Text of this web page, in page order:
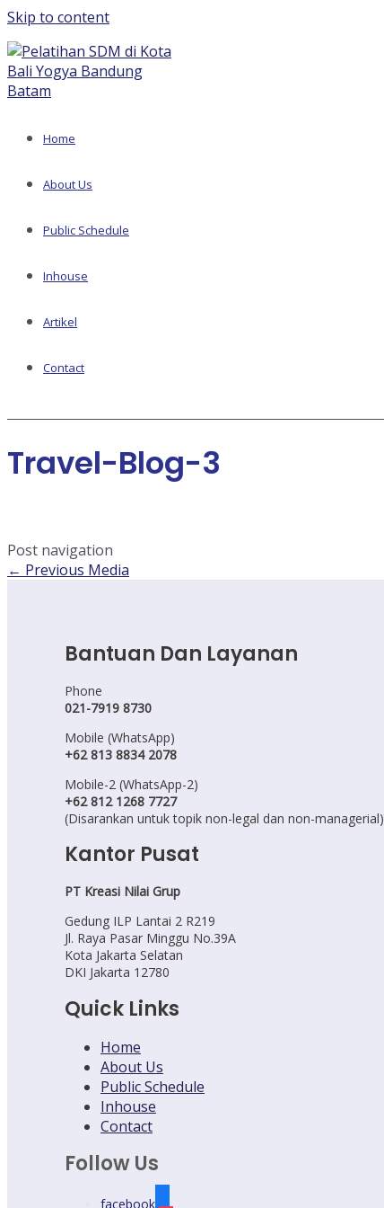
Skip to content
Home
About Us
Public Schedule
Inhouse
Artikel
Contact
Travel-Blog-3
Post navigation
← Previous Media
Bantuan Dan Layanan
Phone
021-7919 8730
Mobile (WhatsApp)
+62 813 8834 2078
Mobile-2 (WhatsApp-2)
+62 812 1268 7727
(Disarankan untuk topik non-legal dan non-managerial)
Kantor Pusat
PT Kreasi Nilai Grup
Gedung ILP Lantai 2 R219
Jl. Raya Pasar Minggu No.39A
Kota Jakarta Selatan
DKI Jakarta 12780
Quick Links
Home
About Us
Public Schedule
Inhouse
Contact
Follow Us
facebook